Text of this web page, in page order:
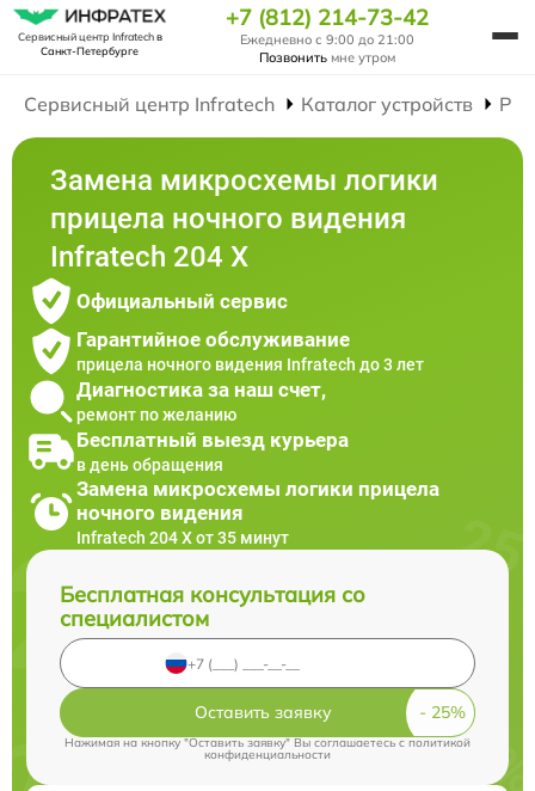
Сервисный центр Infratechв
Санкт-Петербурге
+7 (812) 214-73-42
Ежедневно с 9:00 до 21:00
Позвонить мне утром
Сервисный центр Infratech Каталог устройств
Замена микросхемы логики
прицела ночного видения
Infratech 204 Х
Официальный сервис
Гарантийное обслуживание
прицела ночного видения Infratech до 3 лет
Диагностика за наш счет,
ремонт по желанию
Бесплатный выезд курьера
в день обращения
Замена микросхемы логики прицела
ночного видения
Infratech 204 Х от 35 минут
Бесплатная консультация со
специалистом
Оставить заявку
Нажимая на кнопку "Оставить заявку" Вы соглашаетесь cполитикой
конфиденциальности